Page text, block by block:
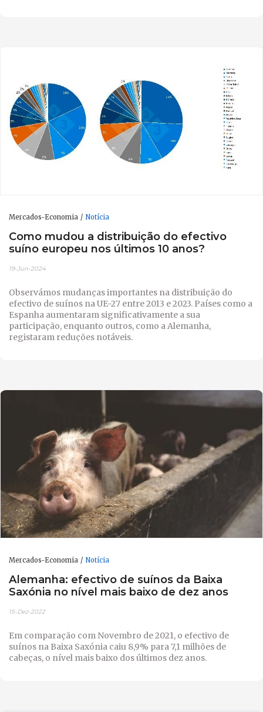
Mercados-Economia Notícia
Como mudou a distribuição do efectivo
suíno europeu nos últimos 10 anos?
19-Jun-2024
Observámos mudanças importantes na distribuição do
efectivo de suínos na UE-27 entre 2013 e 2023. Países como a
Espanha aumentaram significativamente a sua
participação, enquanto outros, como a Alemanha,
registaram reduções notáveis.
Mercados-Economia Notícia
Alemanha: efectivo de suínos da Baixa
Saxónia no nível mais baixo de dez anos
15-Dez-2022
Em comparação com Novembro de 2021, o efectivo de
suínos na Baixa Saxónia caiu 8,9% para 7,1 milhões de
cabeças, o nível mais baixo dos últimos dez anos.